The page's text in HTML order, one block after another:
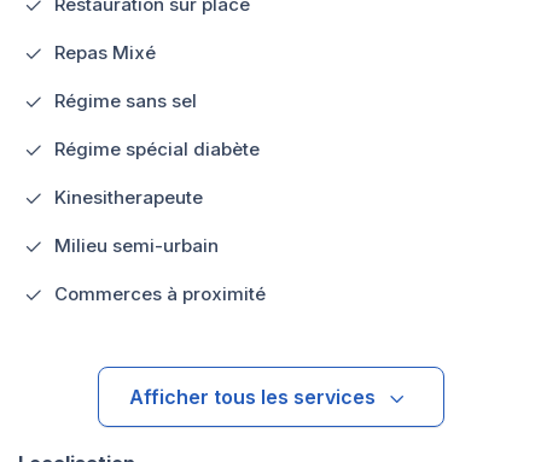
Repas Mixé
Régime sans sel
Régime spécial diabète
Kinesitherapeute
Milieu semi-urbain
Commerces à proximité
Afficher tous les services